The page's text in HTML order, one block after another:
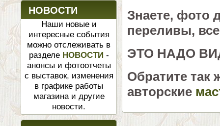
НОВОСТИ
Наши новые и
интересные события
можно отслеживать в
разделе НОВОСТИ -
анонсы и фотоотчеты
с выставок, изменения
в графике работы
магазина и другие
новости.
Знаете, фото
переливы,
ЭТО НАДО
Обратите так
авторские